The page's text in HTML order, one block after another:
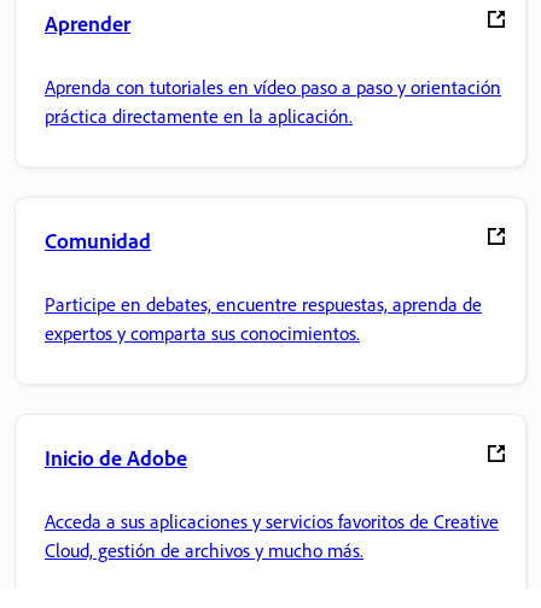
Aprender
Aprenda con tutoriales en vídeo paso a paso y orientación
práctica directamente en la aplicación.
Comunidad
Participe en debates, encuentre respuestas, aprenda de
expertos y comparta sus conocimientos.
Inicio de Adobe
Acceda a sus aplicaciones y servicios favoritos de Creative
Cloud, gestión de archivos y mucho más.